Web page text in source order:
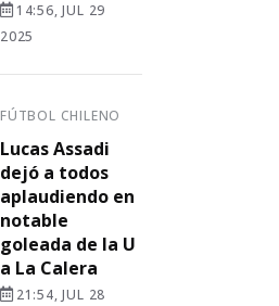
14:56, JUL 29
2025
FÚTBOL CHILENO
Lucas Assadi
dejó a todos
aplaudiendo en
notable
goleada de la U
a La Calera
21:54, JUL 28